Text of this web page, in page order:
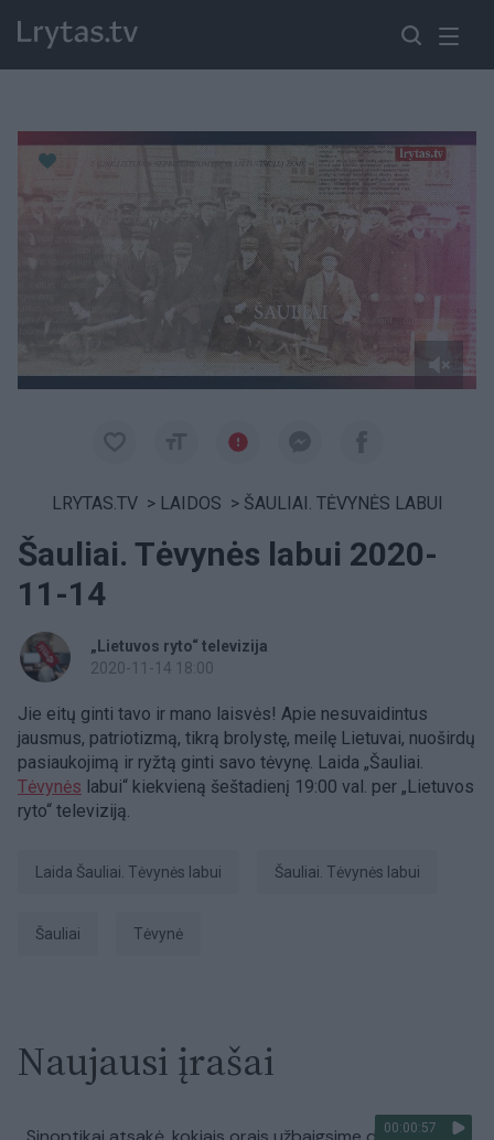
Paremkite Ukrainą
LRYTAS.TV > LAIDOS > ŠAULIAI. TĖVYNĖS LABUI
Šauliai. Tėvynės labui 2020-
11-14
„Lietuvos ryto“ televizija
2020-11-14 18:00
Jie eitų ginti tavo ir mano laisvės! Apie nesuvaidintus
jausmus, patriotizmą, tikrą brolystę, meilę Lietuvai, nuoširdų
pasiaukojimą ir ryžtą ginti savo tėvynę. Laida „Šauliai.
Tėvynės labui“ kiekvieną šeštadienį 19:00 val. per „Lietuvos
ryto“ televiziją.
laida Šauliai. Tėvynės labui Šauliai. Tėvynės labui
šauliai tėvynė
Naujausi įrašai
00:00:57